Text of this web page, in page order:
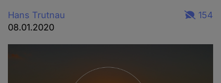
Hans Trutnau
08.01.2020
154